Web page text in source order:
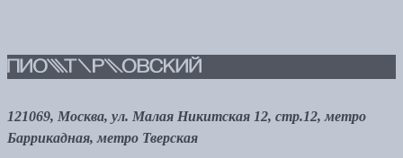
121069, Москва, ул. Малая Никитская 12, стр.12, метро
Баррикадная, метро Тверская